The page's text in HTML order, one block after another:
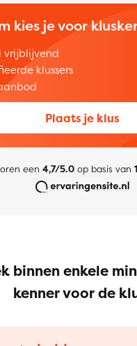
kies je voor
vrijblijvend
klussers
Plaats je klus
een 4,7/5.0op basis van
binnen enkele
kenner voor de